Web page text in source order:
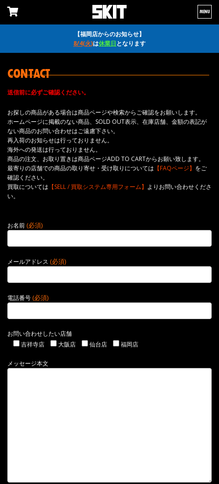
【福岡店からのお知らせ】
8/4(火)は休業日となります
MENU
CONTACT
送信前に必ずご確認ください。
お探しの商品がある場合は商品ページや検索からご確認をお願いします。
ホームページに掲載のない商品、SOLD OUT表示、在庫店舗、金額の表記が
ない商品のお問い合わせはご遠慮下さい。
再入荷のお知らせは行っておりません。
海外への発送は行っておりません。
商品の注文、お取り置きは商品ページADD TO CARTからお願い致します。
最寄りの店舗での商品の取り寄せ・受け取りについては 【FAQページ】 をご
確認ください。
買取については 【SELL / 買取システム専用フォーム】 よりお問い合わせくださ
い。
お名前(必須)
メールアドレス (必須)
電話番号(必須)
お問い合わせしたい店舗
吉祥寺店
大阪店 仙台店 福岡店
メッセージ本文